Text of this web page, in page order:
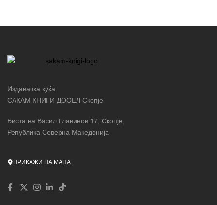
Издавачка куќа
САКАМ КНИГИ ДООЕЛ Скопје
Биста на Васил Главинов 17, Скопје,
Република Северна Македонија
ПРИКАЖИ НА МАПА